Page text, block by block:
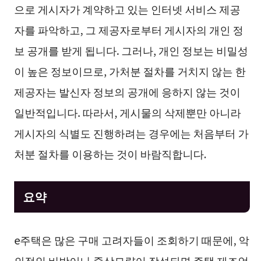
으로 게시자가 계약하고 있는 인터넷 서비스 제공
자를 파악하고, 그 제공자로부터 게시자의 개인 정
보 공개를 받게 됩니다. 그러나, 개인 정보는 비밀성
이 높은 정보이므로, 가처분 절차를 거치지 않는 한
제공자는 발신자 정보의 공개에 응하지 않는 것이
일반적입니다. 따라서, 게시물의 삭제뿐만 아니라
게시자의 식별도 진행하려는 경우에는 처음부터 가
처분 절차를 이용하는 것이 바람직합니다.
요약
e주택은 많은 구매 고려자들이 조회하기 때문에, 악